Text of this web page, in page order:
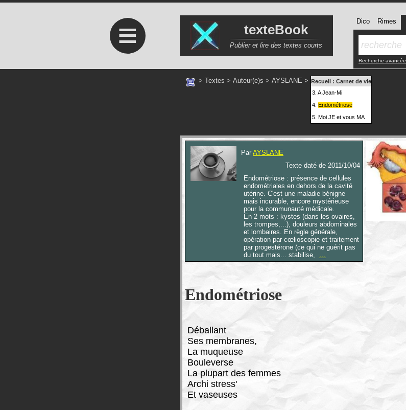
≡ texteBook
Publier et lire des textes courts
Dico Rimes
Recherche avancée
> Textes > Auteur(e)s > AYSLANE > Recueil : Carnet de vie
3. A Jean-Mi
4. Endométriose
5. Moi JE et vous MA
Par AYSLANE
Texte daté de 2011/10/04
Endométriose : présence de cellules
endométriales en dehors de la cavité
utérine. C'est une maladie bénigne
mais incurable, encore mystérieuse
pour la communauté médicale.
En 2 mots : kystes (dans les ovaires,
les trompes,...), douleurs abdominales
et lombaires. En règle générale,
opération par cœlioscopie et traitement
par progestérone (ce qui ne guérit pas
du tout mais... stabilise, …
Endométriose
Déballant
Ses membranes,
La muqueuse
Bouleverse
La plupart des femmes
Archi stress'
Et vaseuses